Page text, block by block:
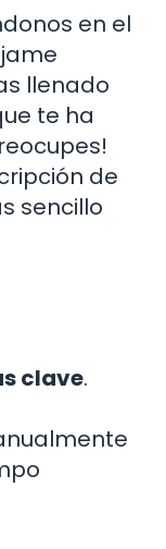
en el
llenado
te ha
de
sencillo
clave.